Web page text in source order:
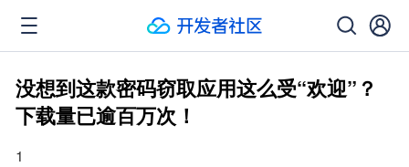
没想到这款密码窃取应用这么受“欢迎”？
下载量已逾百万次！
1